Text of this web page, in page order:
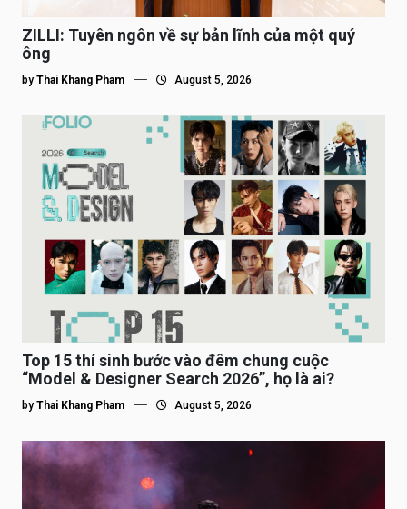
ZILLI: Tuyên ngôn về sự bản lĩnh của một quý
ông
by Thai Khang Pham August 5, 2026
Top 15 thí sinh bước vào đêm chung cuộc
“Model & Designer Search 2026”, họ là ai?
by Thai Khang Pham August 5, 2026